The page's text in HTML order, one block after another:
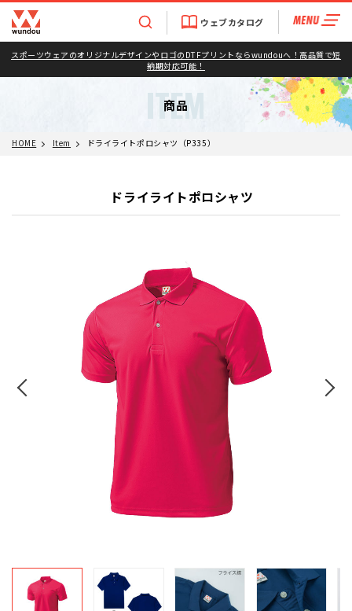
スポーツウェアのオリジナルデザインやロゴのDTFプリントならwundouへ！高品質で短
納期対応可能！
ウェブカタログ
商品
ITEM
HOME Item ドライライトポロシャツ（P335）
ドライライトポロシャツ